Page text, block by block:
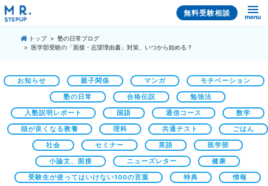
無料受験相談 menu
トップ
塾の日常ブログ
医学部受験の「面接・志望理由書」対策、いつから始める？
お知らせ 親子関係 マンガ モチベーション
塾の日常 合格伝説 勉強法
入塾説明レポート 国語 通信コース 数学
頭が良くなる教養 理科 共通テスト ごはん
社会 セミナー 英語 医学部
小論文、面接 ニューズレター 健康
受験生が使ってはいけない100の言葉 特典 情報